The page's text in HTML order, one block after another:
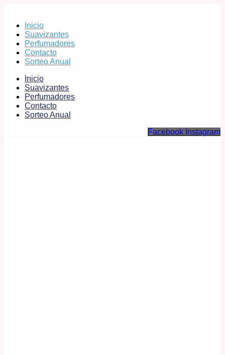
Inicio
Suavizantes
Perfumadores
Contacto
Sorteo Anual
Inicio
Suavizantes
Perfumadores
Contacto
Sorteo Anual
Facebook Instagram